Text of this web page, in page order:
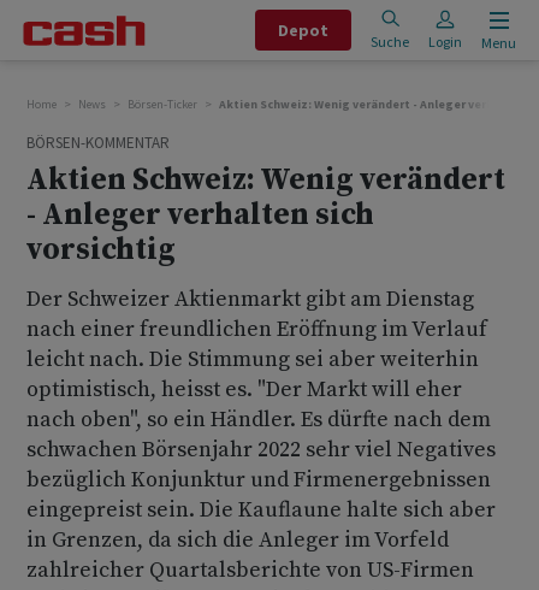
Depot
Suche Login Menu
Home News Börsen-Ticker Aktien Schweiz: Wenig verändert - Anleger verhalten
BÖRSEN-KOMMENTAR
Aktien Schweiz: Wenig verändert
- Anleger verhalten sich
vorsichtig
Der Schweizer Aktienmarkt gibt am Dienstag
nach einer freundlichen Eröffnung im Verlauf
leicht nach. Die Stimmung sei aber weiterhin
optimistisch, heisst es. "Der Markt will eher
nach oben", so ein Händler. Es dürfte nach dem
schwachen Börsenjahr 2022 sehr viel Negatives
bezüglich Konjunktur und Firmenergebnissen
eingepreist sein. Die Kauflaune halte sich aber
in Grenzen, da sich die Anleger im Vorfeld
zahlreicher Quartalsberichte von US-Firmen